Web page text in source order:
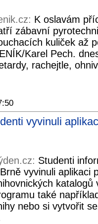
K oslavám
zábavní
kuliček až
Karel Pech.
rachejtle,
vyvinuli
Studenti
vyvinuli aplikaci
také
nebo si vytvořit